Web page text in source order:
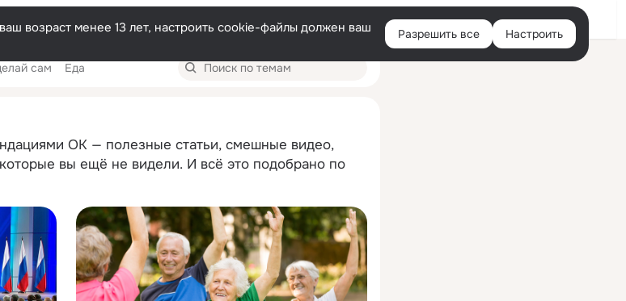
Русский Войти
возраст менее 13 лет, настроить cookie-файлы должен ваш
Разрешить все Настроить
Поиск
сам Еда
ОК — полезные статьи, смешные видео,
вы ещё не видели. И всё это подобрано по